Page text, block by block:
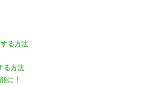
る方法
る方法
に！